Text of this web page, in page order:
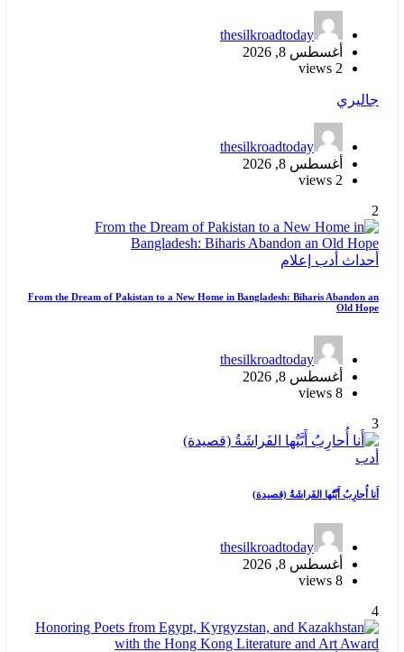
thesilkroadtoday
أغسطس 8, 2026
2 views
جاليري
thesilkroadtoday
أغسطس 8, 2026
2 views
2
أحداث أدب إعلام
From the Dream of Pakistan to a New Home in Bangladesh: Biharis Abandon an
Old Hope
thesilkroadtoday
أغسطس 8, 2026
8 views
3
أدب
أَنا أُحارِبُ أَيَّتُها الفَراشَةُ (قصيدة)
thesilkroadtoday
أغسطس 8, 2026
8 views
4